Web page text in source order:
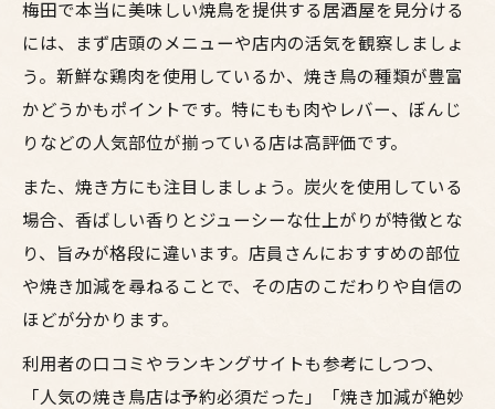
梅田で本当に美味しい焼鳥を提供する居酒屋を見分ける
には、まず店頭のメニューや店内の活気を観察しましょ
う。新鮮な鶏肉を使用しているか、焼き鳥の種類が豊富
かどうかもポイントです。特にもも肉やレバー、ぼんじ
りなどの人気部位が揃っている店は高評価です。
また、焼き方にも注目しましょう。炭火を使用している
場合、香ばしい香りとジューシーな仕上がりが特徴とな
り、旨みが格段に違います。店員さんにおすすめの部位
や焼き加減を尋ねることで、その店のこだわりや自信の
ほどが分かります。
利用者の口コミやランキングサイトも参考にしつつ、
「人気の焼き鳥店は予約必須だった」「焼き加減が絶妙